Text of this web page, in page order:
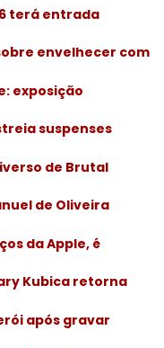
terá entrada
envelhecer com
exposição
suspenses
de Brutal
de Oliveira
da Apple, é
Kubica retorna
após gravar